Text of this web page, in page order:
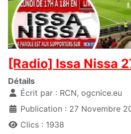
[Radio] Issa Nissa
Détails
Écrit par : RCN, ogcnice.eu
Publication : 27 Novembre
Clics : 1938